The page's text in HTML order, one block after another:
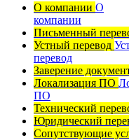
О компании О
компании
Письменный
Устный перевод
перевод
Заверение
Локализация ПО
ПО
Технический
Юридический
Сопутствующие